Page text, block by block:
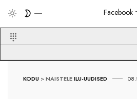
Facebook
KODU >NAISTELEILU-UUDISED